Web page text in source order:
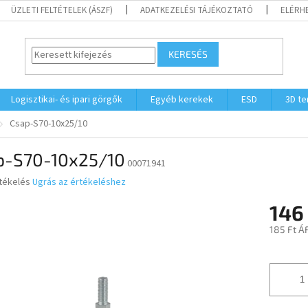
ÜZLETI FELTÉTELEK (ÁSZF) ADATKEZELÉSI TÁJÉKOZTATÓ
KERESÉS
Logisztikai- és ipari görgők Egyéb kerekek ESD 3D
Csap-S70-10x25/10
S70-10x25/10 00071941
Ugrás az értékeléshez
185 Ft